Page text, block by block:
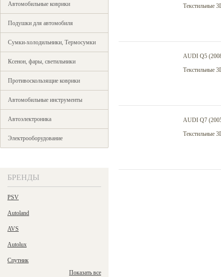
Автомобильные коврики
Подушки для автомобиля
Сумки-холодильники, Термосумки
Ксенон, фары, светильники
Противоскользящие коврики
Автомобильные инструменты
Автоэлектроника
Электрооборудование
БРЕНДЫ
PSV
Autoland
AVS
Autolux
Спутник
Показать все
Текстильные
AUDI Q5
Текстильные
AUDI Q7
Текстильные